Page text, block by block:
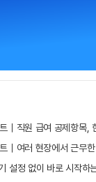
｜직원 급여 공제항목,
｜여러 현장에서 근무
설정 없이 바로 시작하